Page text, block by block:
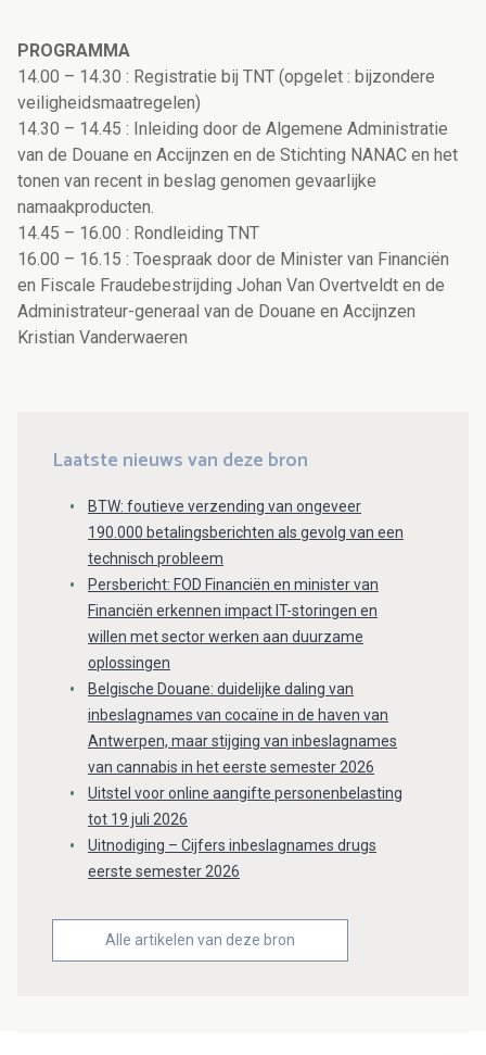
PROGRAMMA
14.00 – 14.30 : Registratie bij TNT (opgelet : bijzondere
veiligheidsmaatregelen)
14.30 – 14.45 : Inleiding door de Algemene Administratie
van de Douane en Accijnzen en de Stichting NANAC en het
tonen van recent in beslag genomen gevaarlijke
namaakproducten.
14.45 – 16.00 : Rondleiding TNT
16.00 – 16.15 : Toespraak door de Minister van Financiën
en Fiscale Fraudebestrijding Johan Van Overtveldt en de
Administrateur-generaal van de Douane en Accijnzen
Kristian Vanderwaeren
Laatste nieuws van deze bron
BTW: foutieve verzending van ongeveer
190.000 betalingsberichten als gevolg van een
technisch probleem
Persbericht: FOD Financiën en minister van
Financiën erkennen impact IT-storingen en
willen met sector werken aan duurzame
oplossingen
Belgische Douane: duidelijke daling van
inbeslagnames van cocaïne in de haven van
Antwerpen, maar stijging van inbeslagnames
van cannabis in het eerste semester 2026
Uitstel voor online aangifte personenbelasting
tot 19 juli 2026
Uitnodiging – Cijfers inbeslagnames drugs
eerste semester 2026
Alle artikelen van deze bron